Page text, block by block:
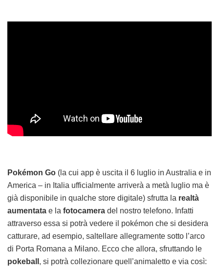
Pokémon Go (la cui app è uscita il 6 luglio in Australia e in
America – in Italia ufficialmente arriverà a metà luglio ma è
già disponibile in qualche store digitale) sfrutta la realtà
aumentata e la fotocamera del nostro telefono. Infatti
attraverso essa si potrà vedere il pokémon che si desidera
catturare, ad esempio, saltellare allegramente sotto l’arco
di Porta Romana a Milano. Ecco che allora, sfruttando le
pokeball , si potrà collezionare quell’animaletto e via così: